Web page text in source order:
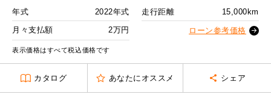
iRで愛車を売却されたお客様の声
BMWミニ買取査定依頼
ローバーミニ買取査定依頼
最近の修理実績
スタッフブログ
User's Voice 購入者様の声
Movie
BMWミニナレッジ
ローバーミニナレッジ
ABOUT iR iRについて
会社概要
MAP
RECRUIT 採用情報
2回目以降 28,500 円
ボーナス月追加額 円
残価ローンの場合
年式 2022年式 走行距離
15,000km
月々支払額
2万円 ローン参考価格
表示価格はすべて税込価格です
カタログ あなたにオススメ シェア